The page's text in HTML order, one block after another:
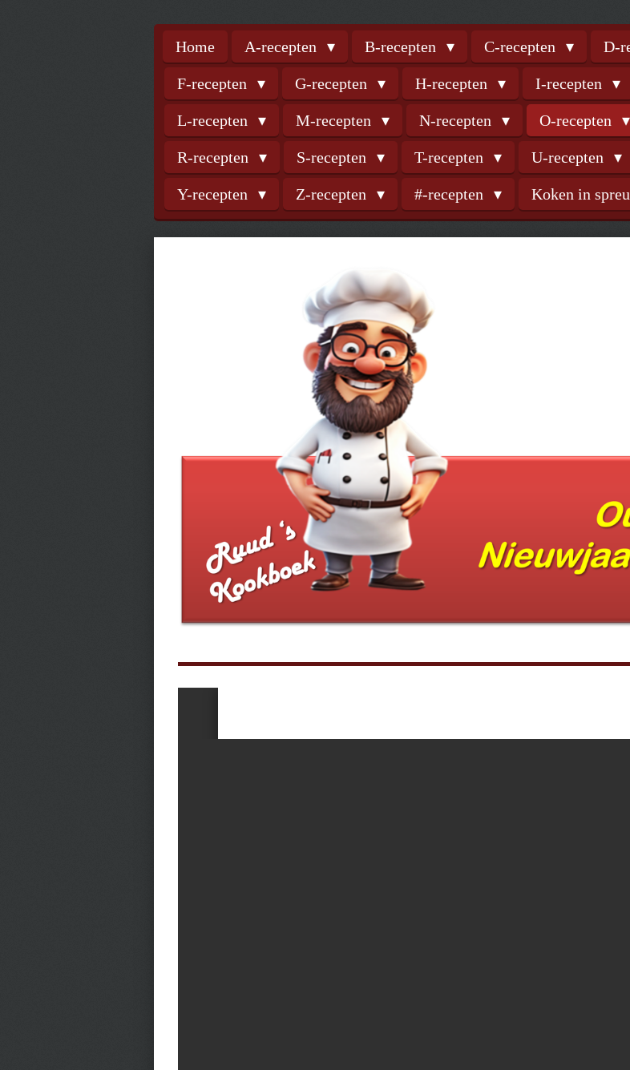
Home A-recepten B-recepten C-recepten D-
F-recepten G-recepten H-recepten I-recepten
L-recepten M-recepten N-recepten O-recepten
R-recepten S-recepten T-recepten U-recepten
Y-recepten Z-recepten #-recepten Koken in